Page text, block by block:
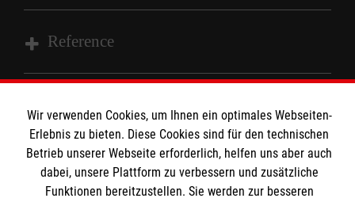
Reference
Spenden und Helfen
Angebote und Leistungen
Unsere Kurse
Informationen
Kontakt
Wir verwenden Cookies, um Ihnen ein optimales Webseiten-
Erlebnis zu bieten. Diese Cookies sind für den technischen
Betrieb unserer Webseite erforderlich, helfen uns aber auch
dabei, unsere Plattform zu verbessern und zusätzliche
Funktionen bereitzustellen. Sie werden zur besseren